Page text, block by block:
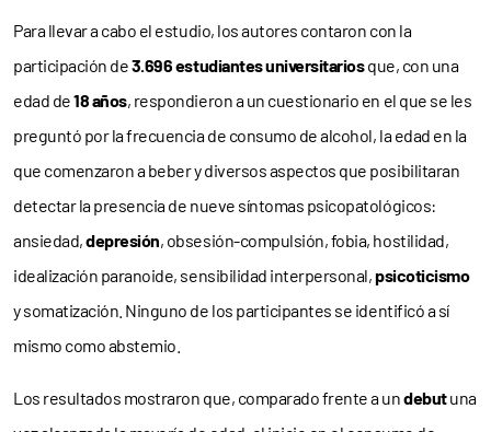
Para llevar a cabo el estudio, los autores contaron con la
participación de3.696 estudiantes universitariosque, con una
edad de18 años, respondieron a un cuestionario en el que se les
preguntó por la frecuencia de consumo de alcohol, la edad en la
que comenzaron a beber y diversos aspectos que posibilitaran
detectar la presencia de nueve síntomas psicopatológicos:
ansiedad,depresión, obsesión-compulsión, fobia, hostilidad,
idealización paranoide, sensibilidad interpersonal,psicoticismo
y somatización. Ninguno de los participantes se identificó a sí
mismo como abstemio.
Los resultados mostraron que, comparado frente a undebutuna